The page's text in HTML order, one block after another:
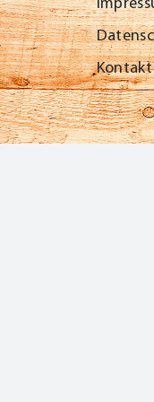
Kontakt